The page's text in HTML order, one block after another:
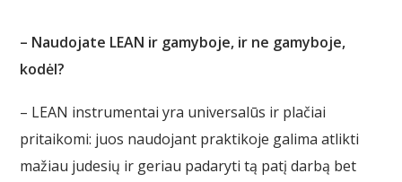
– Naudojate LEAN ir gamyboje, ir ne gamyboje,
kodėl?
– LEAN instrumentai yra universalūs ir plačiai
pritaikomi: juos naudojant praktikoje galima atlikti
mažiau judesių ir geriau padaryti tą patį darbą bet